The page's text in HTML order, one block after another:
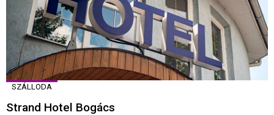
SZÁLLODA
Strand Hotel Bogács